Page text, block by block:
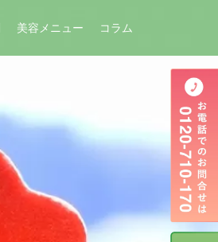
美容メニュー コラム